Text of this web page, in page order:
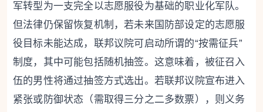
军转型为一支完全以志愿服役为基础的职业化军队。
但法律仍保留恢复机制，若未来国防部设定的志愿服
役目标未能达成，联邦议院可启动所谓的“按需征兵”
制度，其中可能包括随机抽签。这意味着，被征召入
伍的男性将通过抽签方式选出。若联邦议院宣布进入
紧张或防御状态（需取得三分之二多数票），则义务